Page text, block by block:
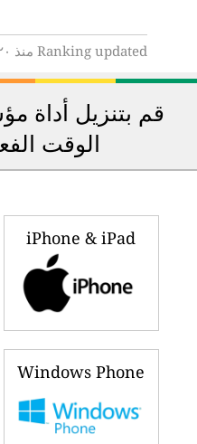
Ranking updated منذ ٢٠ ثانية
قم بتنزيل أداة
الوقت
iPhone & iPad
Windows Phone